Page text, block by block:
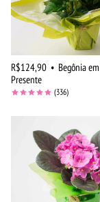
R$124,90 • Begônia
Presente
(336)